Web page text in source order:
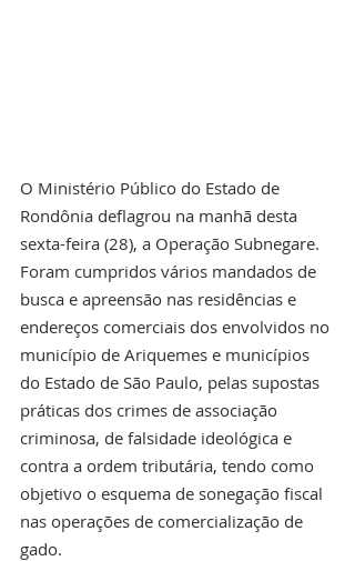
O Ministério Público do Estado de
Rondônia deflagrou na manhã desta
sexta-feira (28), a Operação Subnegare.
Foram cumpridos vários mandados de
busca e apreensão nas residências e
endereços comerciais dos envolvidos no
município de Ariquemes e municípios
do Estado de São Paulo, pelas supostas
práticas dos crimes de associação
criminosa, de falsidade ideológica e
contra a ordem tributária, tendo como
objetivo o esquema de sonegação fiscal
nas operações de comercialização de
gado.